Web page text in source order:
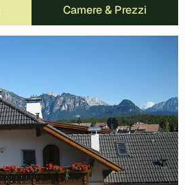
Camere & Prezzi